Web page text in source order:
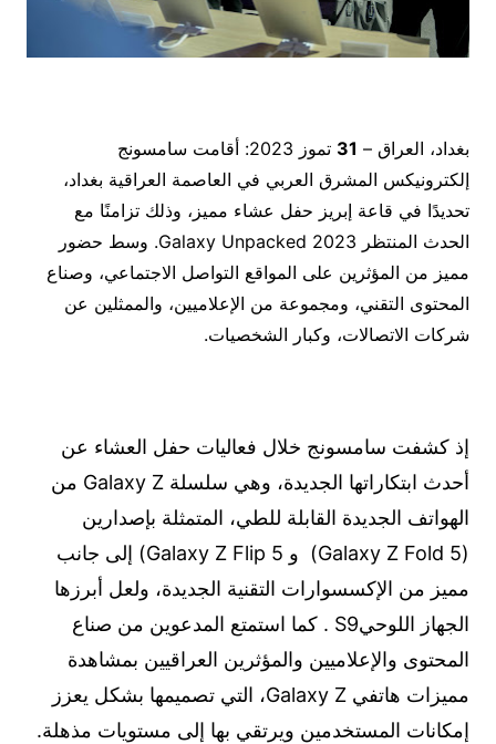
بغداد، العراق – 31
تموز 2023: أقامت سامسونج
إلكترونيكس المشرق العربي في العاصمة العراقية بغداد،
تحديدًا في قاعة إبريز حفل عشاء مميز، وذلك تزامنًا مع
الحدث المنتظر Galaxy Unpacked 2023. وسط حضور
مميز من المؤثرين على المواقع التواصل الاجتماعي، وصناع
المحتوى التقني، ومجموعة من الإعلاميين، والممثلين عن
شركات الاتصالات، وكبار الشخصيات.
إذ كشفت سامسونج خلال فعاليات حفل العشاء عن
أحدث ابتكاراتها الجديدة، وهي سلسلة Galaxy Z من
الهواتف الجديدة القابلة للطي، المتمثلة بإصدارين
(Galaxy Z Fold 5) و Galaxy Z Flip 5) إلى جانب
مميز من الإكسسوارات التقنية الجديدة، ولعل أبرزها
الجهاز اللوحيS9 . كما استمتع المدعوين من صناع
المحتوى والإعلاميين والمؤثرين العراقيين بمشاهدة
مميزات هاتفي Galaxy Z، التي تصميمها بشكل يعزز
إمكانات المستخدمين ويرتقي بها إلى مستويات مذهلة.